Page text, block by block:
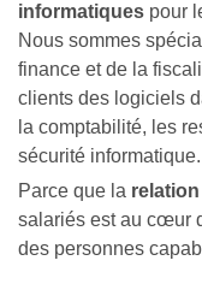
informatiques pour
Nous sommes
finance et de la
clients des logiciels
la comptabilité, les
sécurité informatique.
Parce que la
salariés est au cœur
des personnes